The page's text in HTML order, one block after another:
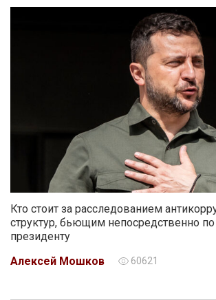
Кто стоит за расследованием
структур, бьющим непосредственно
президенту
Алексей Мошков
60621